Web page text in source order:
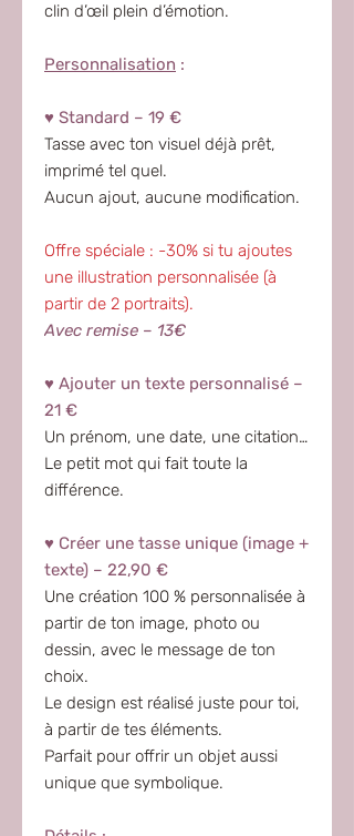
clin d’œil plein d’émotion.
Personnalisation :
♥ Standard – 19 €
Tasse avec ton visuel déjà prêt,
imprimé tel quel.
Aucun ajout, aucune modification.
Offre spéciale : -30% si tu ajoutes
une illustration personnalisée (à
partir de 2 portraits).
Avec remise – 13€
♥ Ajouter un texte personnalisé –
21 €
Un prénom, une date, une citation…
Le petit mot qui fait toute la
différence.
♥ Créer une tasse unique (image +
texte) – 22,90 €
Une création 100 % personnalisée à
partir de ton image, photo ou
dessin, avec le message de ton
choix.
Le design est réalisé juste pour toi,
à partir de tes éléments.
Parfait pour offrir un objet aussi
unique que symbolique.